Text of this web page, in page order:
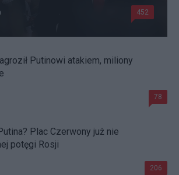
452
Putinowi atakiem, miliony
78
Plac Czerwony już nie
potęgi Rosji
206